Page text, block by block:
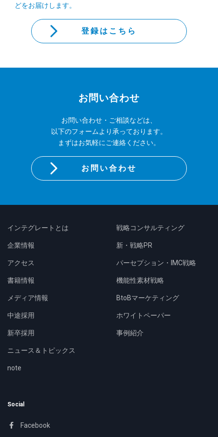
どをお届けします。
登録はこちら
お問い合わせ
お問い合わせ・ご相談などは、
以下のフォームより承っております。
まずはお気軽にご連絡ください。
お問い合わせ
インテグレートとは
企業情報
アクセス
書籍情報
メディア情報
中途採用
新卒採用
ニュース＆トピックス
note
戦略コンサルティング
新・戦略PR
パーセプション・IMC戦略
機能性素材戦略
BtoBマーケティング
ホワイトペーパー
事例紹介
Social
Facebook